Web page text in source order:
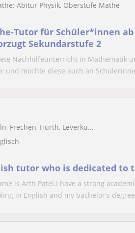
Abitur Physik, Oberstufe Mathe
Tutor für Schüler*innen
Sekundarstufe 2
Nachhilfeunterricht in Mathematik
und möchte diese auch an
Frechen, Hürth, Leverku...
tutor who is dedicated to
is Arth Patel.I have a strong
in English and my bachelor's